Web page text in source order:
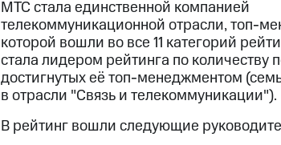
МТС стала единственной компанией
телекоммуникационной отрасли, топ-
которой вошли во все 11 категорий
стала лидером рейтинга по количеству
достигнутых её топ-менеджментом
в отрасли "Связь и телекоммуникации").
В рейтинг вошли следующие